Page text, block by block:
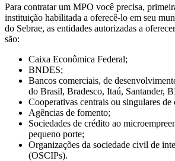
Para contratar um MPO você precisa,
instituição habilitada a oferecê-lo em seu
do Sebrae, as entidades autorizadas a
são:
Caixa Econômica Federal;
BNDES;
Bancos comerciais, de
do Brasil, Bradesco, Itaú, Santander,
Cooperativas centrais ou singulares de
Agências de fomento;
Sociedades de crédito ao
pequeno porte;
Organizações da sociedade civil de
(OSCIPs).